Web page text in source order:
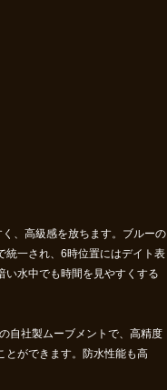
、高級感を放ちます。ブルーの
統一され、6時位置にはデイト表
い水中でも時間を見やすくする
自社製ムーブメントで、高精度
とができます。防水性能も高